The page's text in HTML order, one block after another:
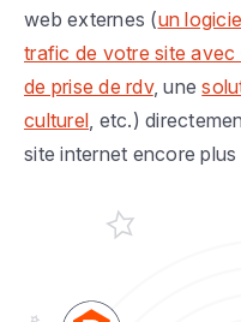
web externes (un
trafic de votre site
de prise de rdv, une
culturel, etc.)
site internet encore